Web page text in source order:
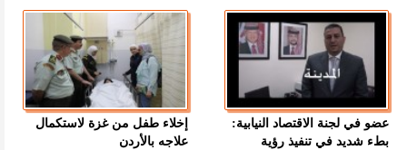
عضو في لجنة الاقتصاد النيابية:
بطء شديد في تنفيذ رؤية
إخلاء طفل من غزة لاستكمال
علاجه بالأردن